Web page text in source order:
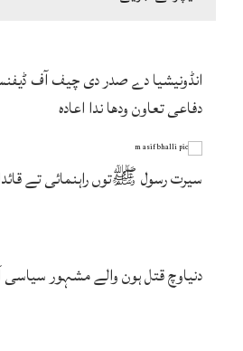
انڈونیشیا دے صدر دی چیف آف
دفاعی تعاون ودھا ندا اعادہ
سیرت رسول ﷺتوں راہنمائی تے
دنیاوچ قتل ہون والے مشہور سیاسی